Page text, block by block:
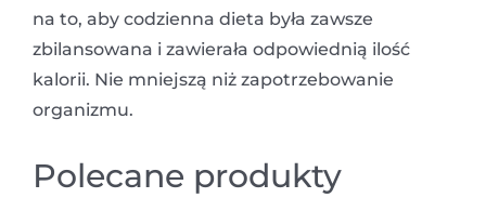
na to, aby codzienna dieta była zawsze
zbilansowana i zawierała odpowiednią ilość
kalorii. Nie mniejszą niż zapotrzebowanie
organizmu.
Polecane produkty